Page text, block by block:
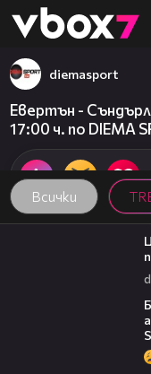
👾
Всички
diemasport
Евертън -
17:00 ч. по DIEMA
00:35